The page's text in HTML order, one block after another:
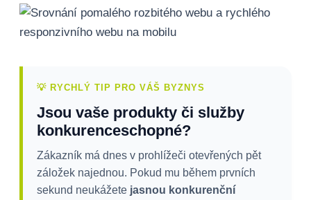
💡 RYCHLÝ TIP PRO VÁŠ BYZNYS
Jsou vaše produkty či služby
konkurenceschopné?
Zákazník má dnes v prohlížeči otevřených pět
záložek najednou. Pokud mu během prvních
sekund neukážete jasnou konkurenční